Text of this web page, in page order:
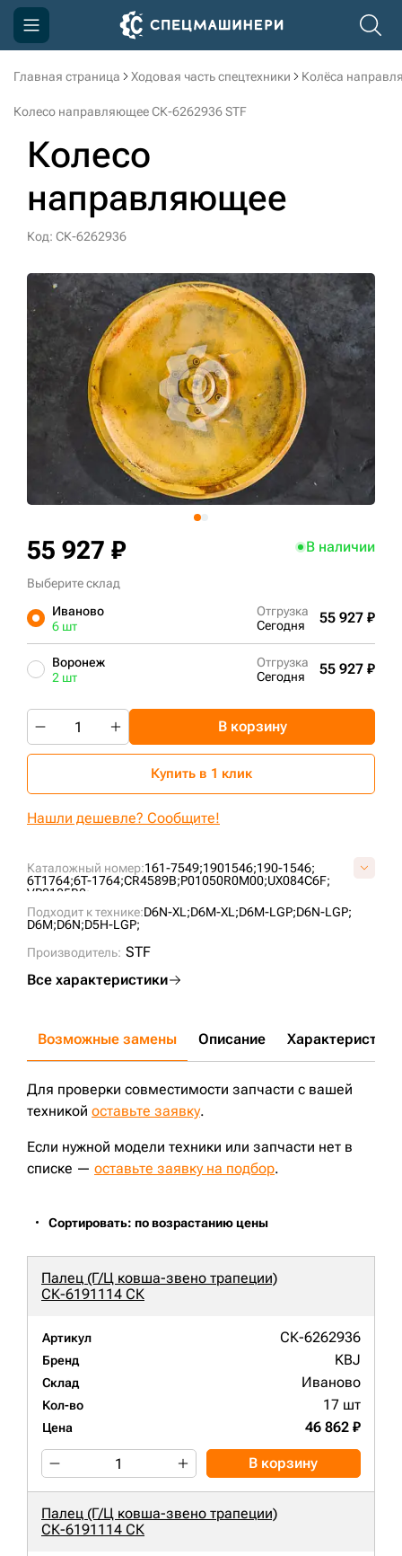
Главная страница Ходовая часть спецтехники Колёса
Колесо направляющее СК-6262936 STF
Колесо
направляющее
Код: СК-6262936
Каталожный номер:161-7549;1901546;190-1546;
6T1764;6T-1764;CR4589B;P01050R0M00;UX084C6F;
VP0105R0;
Подходит к технике:D6N-XL;D6M-XL;D6M-LGP;D6N-LGP;
D6M;D6N;D5H-LGP;
Производитель: STF
Все характеристики
55 927 ₽ В наличии
Выберите склад
Иваново
6 шт
Отгрузка
Сегодня
55 927 ₽
Воронеж
2 шт
Отгрузка
Сегодня
55 927 ₽
В корзину
Купить в 1 клик
Нашли дешевле? Сообщите!
Возможные замены Описание Характеристики
Для проверки совместимости запчасти с вашей
техникой оставьте заявку.
Если нужной модели техники или запчасти нет в
списке — оставьте заявку на подбор.
Сортировать: по возрастанию цены
Палец (Г/Ц ковша-звено трапеции)
СК-6191114 СК
Артикул СК-6262936
Бренд KBJ
Склад Иваново
Кол-во 17 шт
Цена 46 862 ₽
В корзину
Палец (Г/Ц ковша-звено трапеции)
СК-6191114 СК
Компания
Доставка и оплата
Информация
Контакты
3D тур по производству
3D тур по складам
sksale@skdst.ru
+7 (499) 394-50-93